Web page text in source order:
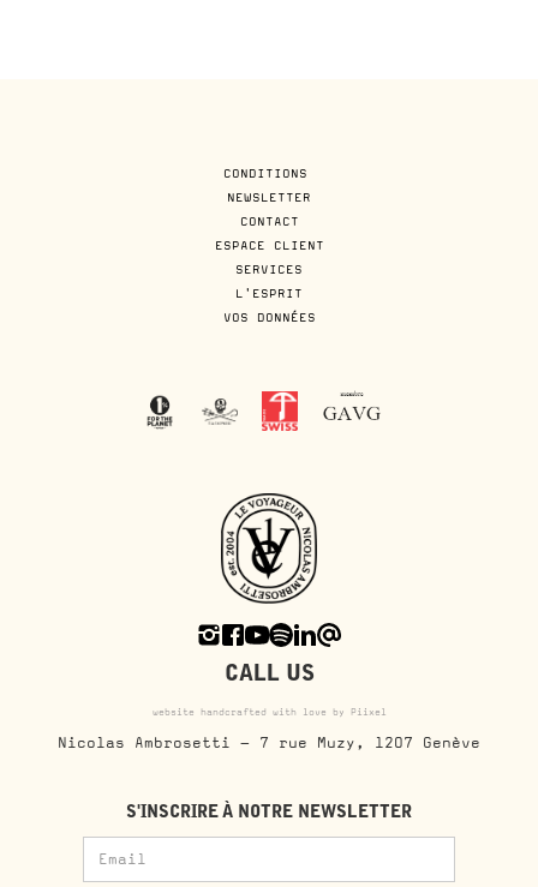
CONDITIONS
NEWSLETTER
CONTACT
ESPACE CLIENT
SERVICES
L'ESPRIT
VOS DONNÉES
CALL US
website handcrafted with love by Piixel
Nicolas Ambrosetti - 7 rue Muzy, 1207 Genève
S'INSCRIRE À NOTRE NEWSLETTER